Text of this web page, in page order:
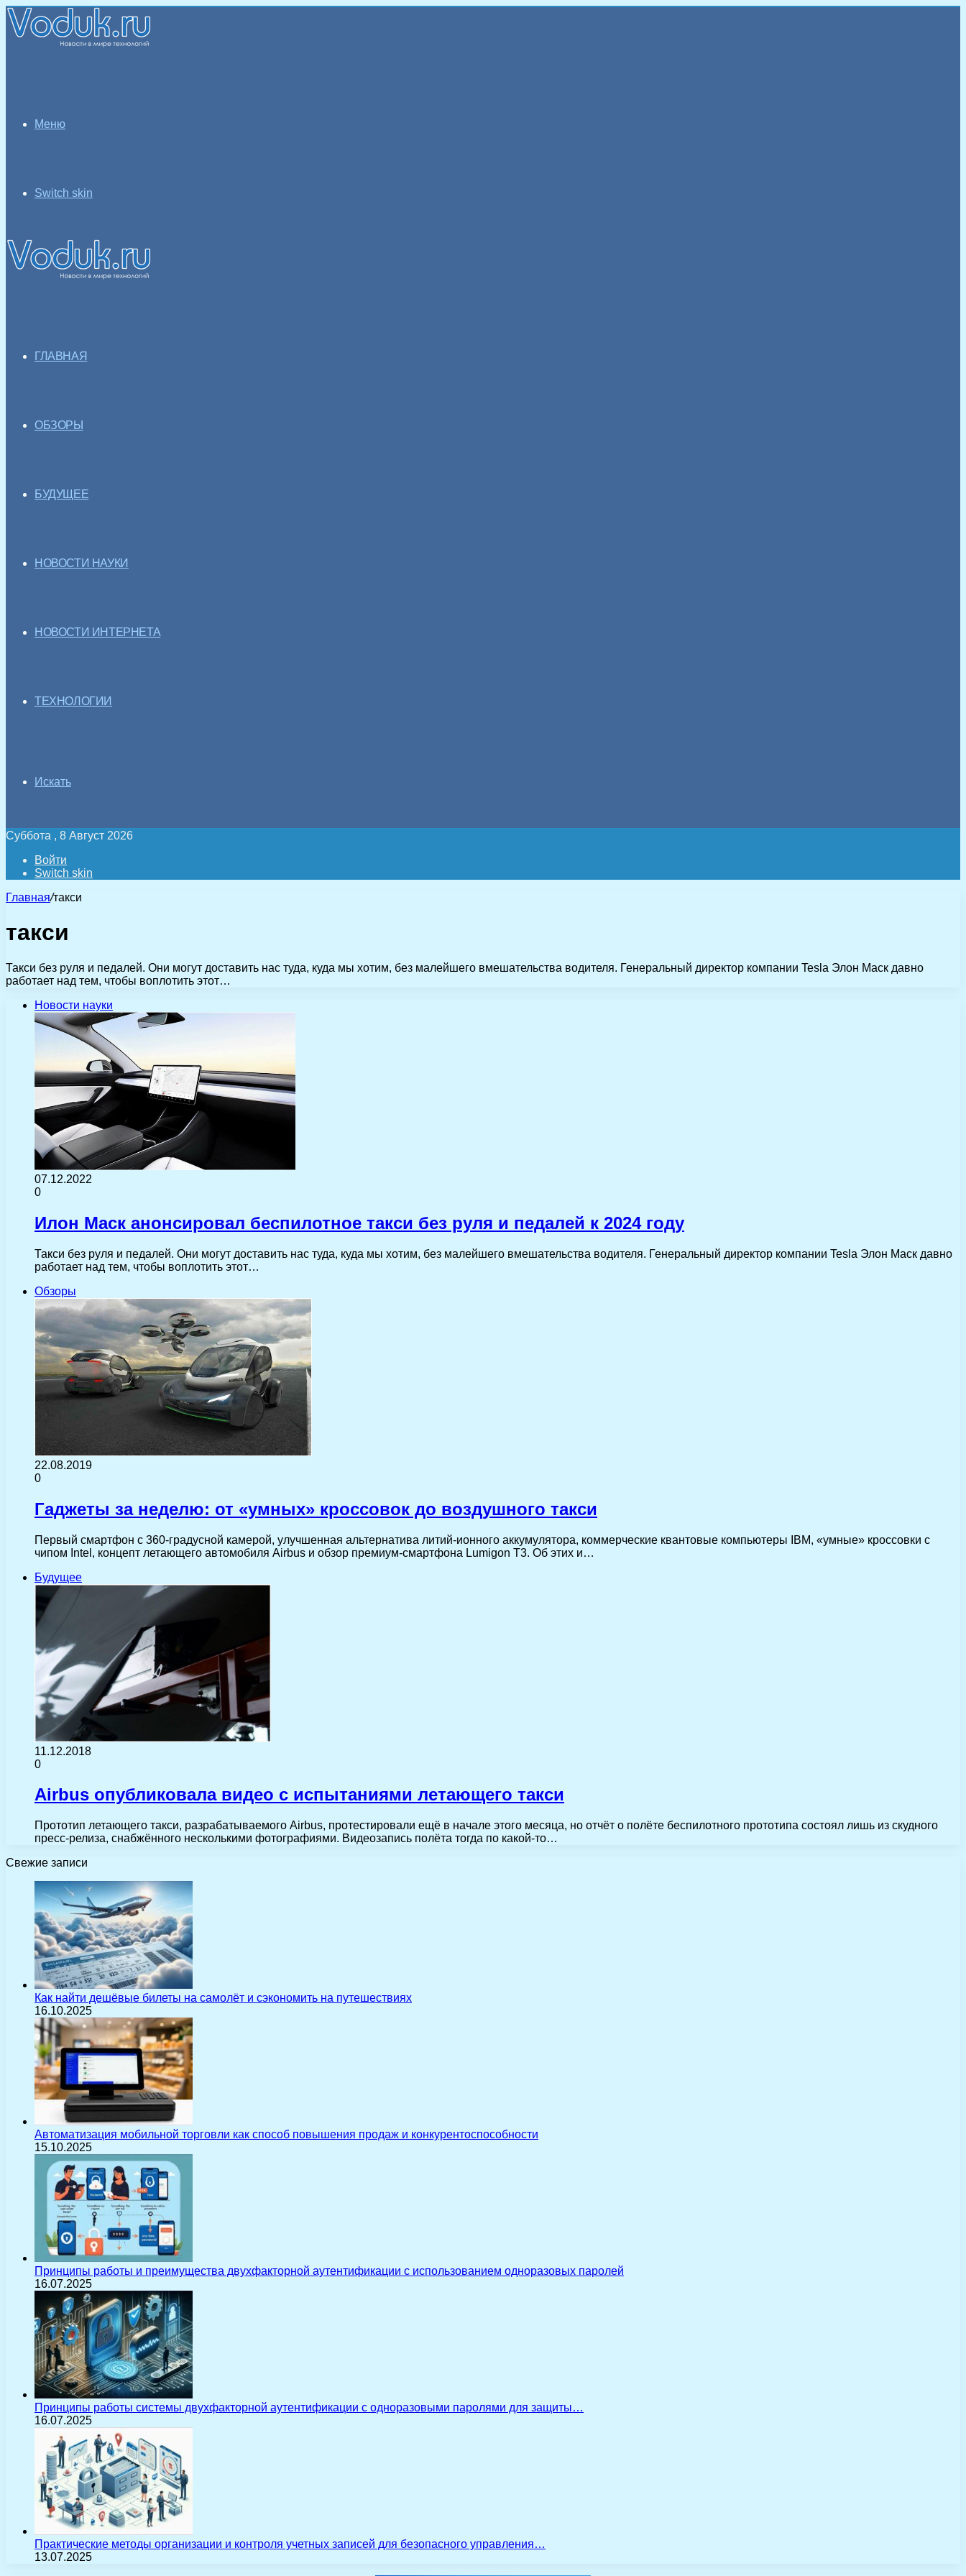
Меню
Switch skin
ГЛАВНАЯ
ОБЗОРЫ
БУДУЩЕЕ
НОВОСТИ НАУКИ
НОВОСТИ ИНТЕРНЕТА
ТЕХНОЛОГИИ
Искать
Суббота , 8 Август 2026
Войти
Switch skin
Главная/такси
такси
Такси без руля и педалей. Они могут доставить нас туда, куда мы хотим, без малейшего вмешательства водителя. Генеральный директор компании Tesla Элон Маск давно
работает над тем, чтобы воплотить этот…
Новости науки
07.12.2022
0
Илон Маск анонсировал беспилотное такси без руля и педалей к 2024 году
Такси без руля и педалей. Они могут доставить нас туда, куда мы хотим, без малейшего вмешательства водителя. Генеральный директор компании Tesla Элон Маск давно
работает над тем, чтобы воплотить этот…
Обзоры
22.08.2019
0
Гаджеты за неделю: от «умных» кроссовок до воздушного такси
Первый смартфон с 360-градусной камерой, улучшенная альтернатива литий-ионного аккумулятора, коммерческие квантовые компьютеры IBM, «умные» кроссовки с
чипом Intel, концепт летающего автомобиля Airbus и обзор премиум-смартфона Lumigon T3. Об этих и…
Будущее
11.12.2018
0
Airbus опубликовала видео с испытаниями летающего такси
Прототип летающего такси, разрабатываемого Airbus, протестировали ещё в начале этого месяца, но отчёт о полёте беспилотного прототипа состоял лишь из скудного
пресс-релиза, снабжённого несколькими фотографиями. Видеозапись полёта тогда по какой-то…
Свежие записи
Как найти дешёвые билеты на самолёт и сэкономить на путешествиях
16.10.2025
Автоматизация мобильной торговли как способ повышения продаж и конкурентоспособности
15.10.2025
Принципы работы и преимущества двухфакторной аутентификации с использованием одноразовых паролей
16.07.2025
Принципы работы системы двухфакторной аутентификации с одноразовыми паролями для защиты…
16.07.2025
Практические методы организации и контроля учетных записей для безопасного управления…
13.07.2025